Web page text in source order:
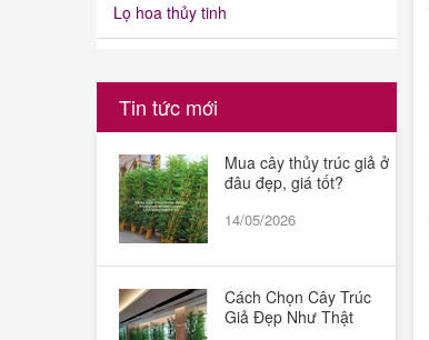
Lọ hoa thủy tinh
Quả giả
Cành lá giả
Hoa kết chữ, hoa đại hội, hoa đường
phố
Phụ kiện khác
Tin tức mới
Mua cây thủy trúc giả ở
đâu đẹp, giá tốt?
14/05/2026
Cách Chọn Cây Trúc
Giả Đẹp Như Thật